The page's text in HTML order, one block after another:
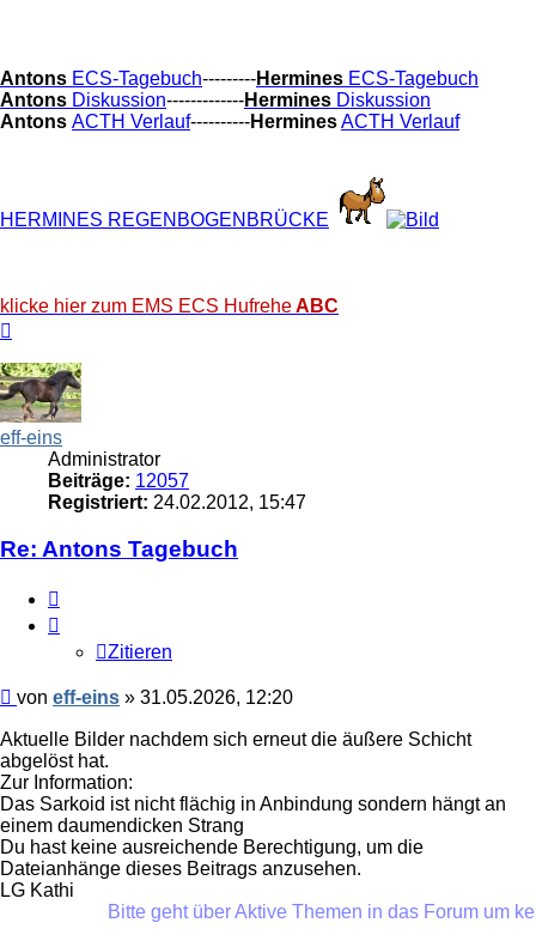
Antons ECS-Tagebuch---------Hermines ECS-Tagebuch
Antons Diskussion-------------Hermines Diskussion
Antons ACTH Verlauf----------HerminesACTH Verlauf
HERMINES REGENBOGENBRÜCKE
klicke hier zum EMS ECS HufreheABC
eff-eins
Administrator
Beiträge: 12057
Registriert: 24.02.2012, 15:47
Re: Antons Tagebuch
Zitieren
Beitrag
von eff-eins » 31.05.2026, 12:20
Aktuelle Bilder nachdem sich erneut die äußere Schicht
abgelöst hat.
Zur Information:
Das Sarkoid ist nicht flächig in Anbindung sondern hängt an
einem daumendicken Strang
Du hast keine ausreichende Berechtigung, um die
Dateianhänge dieses Beitrags anzusehen.
LG Kathi
Bitte geht über Aktive Themen in das Forum um